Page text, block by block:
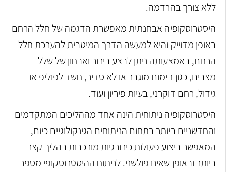
ללא צורך בהרדמה.
היסטרוסקופיה אבחנתית מאפשרת הדגמה של חלל הרחם
באופן מדוייק והיא למעשה הדרך המיטבית להערכת חלל
הרחם, באמצעותה ניתן לבצע בירור ואבחון של שלל
מצבים, כגון דימום מוגבר או לא סדיר, חשד לפוליפ או
גידול, רחם דוקרני, בעיות פיריון ועוד.
היסטרוסקופיה ניתוחית הינה אחד מההליכים המתקדמים
והחדשניים ביותר בתחום הניתוחים הגינקולוגיים כיום,
המאפשר ביצוע פעולות כירורגיות מורכבות בהליך קצר
ביותר ובאופן שאינו פולשני. לניתוח ההיסטרוסקופי מספר